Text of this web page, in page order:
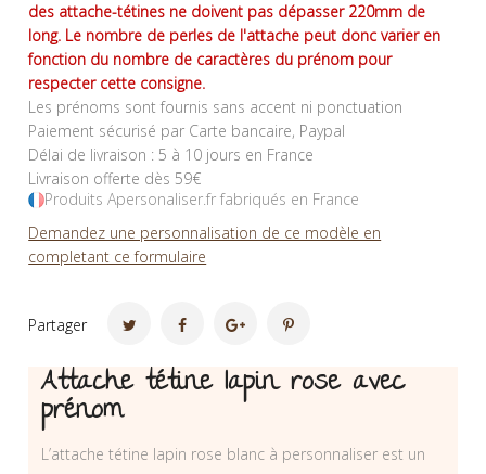
des attache-tétines ne doivent pas dépasser 220mm de
long. Le nombre de perles de l'attache peut donc varier en
fonction du nombre de caractères du prénom pour
respecter cette consigne.
Les prénoms sont fournis sans accent ni ponctuation
Paiement sécurisé par Carte bancaire, Paypal
Délai de livraison : 5 à 10 jours en France
Livraison offerte dès 59€
Produits Apersonaliser.fr fabriqués en France
Demandez une personnalisation de ce modèle en
completant ce formulaire
Partager
Attache tétine lapin rose avec
prénom
L’attache tétine lapin rose blanc à personnaliser est un